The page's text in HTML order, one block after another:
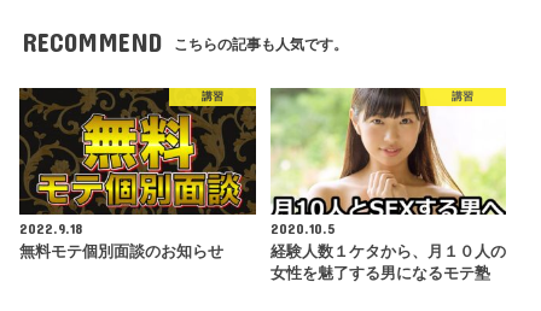
RECOMMEND こちらの記事も人気です。
講習
2022.9.18
無料モテ個別面談のお知らせ
講習
2020.10.5
経験人数１ケタから、月１０人の
女性を魅了する男になるモテ塾